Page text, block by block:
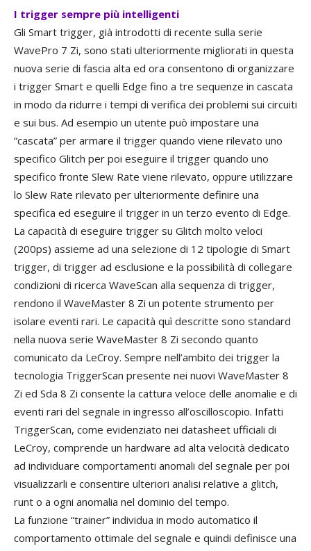
I trigger sempre più intelligenti
Gli Smart trigger, già introdotti di recente sulla serie
WavePro 7 Zi, sono stati ulteriormente migliorati in questa
nuova serie di fascia alta ed ora consentono di organizzare
i trigger Smart e quelli Edge fino a tre sequenze in cascata
in modo da ridurre i tempi di verifica dei problemi sui circuiti
e sui bus. Ad esempio un utente può impostare una
“cascata” per armare il trigger quando viene rilevato uno
specifico Glitch per poi eseguire il trigger quando uno
specifico fronte Slew Rate viene rilevato, oppure utilizzare
lo Slew Rate rilevato per ulteriormente definire una
specifica ed eseguire il trigger in un terzo evento di Edge.
La capacità di eseguire trigger su Glitch molto veloci
(200ps) assieme ad una selezione di 12 tipologie di Smart
trigger, di trigger ad esclusione e la possibilità di collegare
condizioni di ricerca WaveScan alla sequenza di trigger,
rendono il WaveMaster 8 Zi un potente strumento per
isolare eventi rari. Le capacità quì descritte sono standard
nella nuova serie WaveMaster 8 Zi secondo quanto
comunicato da LeCroy. Sempre nell’ambito dei trigger la
tecnologia TriggerScan presente nei nuovi WaveMaster 8
Zi ed Sda 8 Zi consente la cattura veloce delle anomalie e di
eventi rari del segnale in ingresso all’oscilloscopio. Infatti
TriggerScan, come evidenziato nei datasheet ufficiali di
LeCroy, comprende un hardware ad alta velocità dedicato
ad individuare comportamenti anomali del segnale per poi
visualizzarli e consentire ulteriori analisi relative a glitch,
runt o a ogni anomalia nel dominio del tempo.
La funzione “trainer” individua in modo automatico il
comportamento ottimale del segnale e quindi definisce una